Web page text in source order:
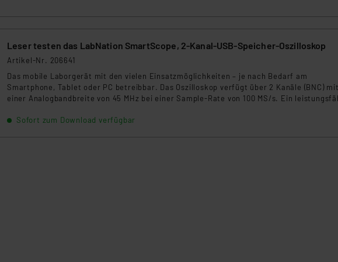
Leser testen das LabNation SmartScope, 2-Kanal-USB-Speicher-Oszilloskop
Artikel-Nr. 206641
Das mobile Laborgerät mit den vielen Einsatzmöglichkeiten – je nach Bedarf am
Smartphone, Tablet oder PC betreibbar. Das Oszilloskop verfügt über 2 Kanäle (BNC) mit
einer Analogbandbreite von 45 MHz bei einer Sample-Rate von 100 MS/s. Ein
komplett. Dazu stehen Decoder für I2C, 3- und 4-Wire, SPI und UART zur Verfügung,
Sofort zum Download verfügbar